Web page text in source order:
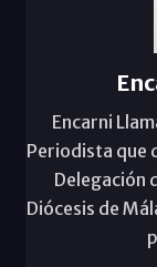
Encarni
Periodista que
Delegación
Diócesis de